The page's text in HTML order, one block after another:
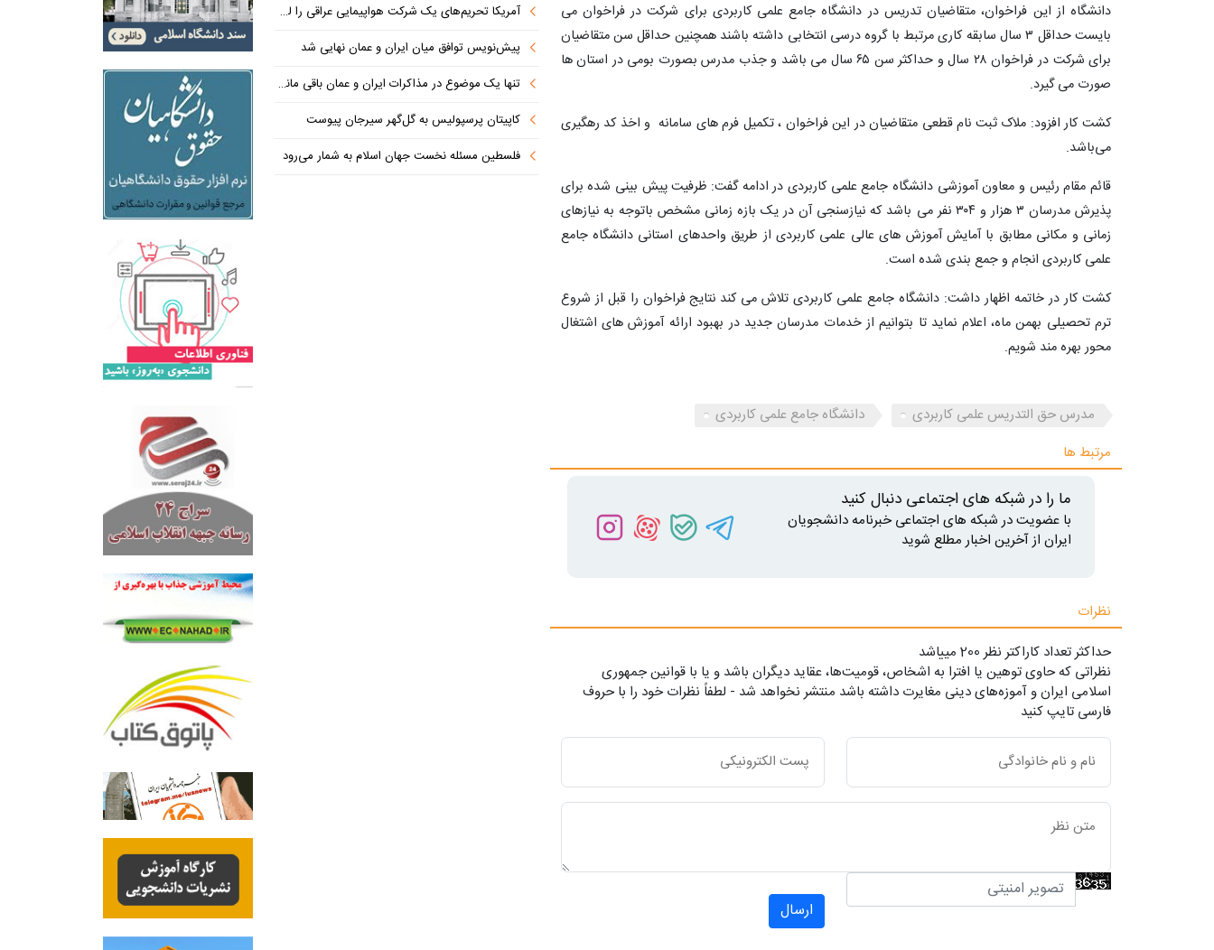
دانشگاه از این فراخوان، متقاضیان تدریس در دانشگاه جامع علمی کاربردی برای شرکت در فراخوان می
بایست حداقل ۳ سال سابقه کاری مرتبط با گروه درسی انتخابی داشته باشند همچنین حداقل سن متقاضیان
برای شرکت در فراخوان ۲۸ سال و حداکثر سن ۶۵ سال می باشد و جذب مدرس بصورت بومی در استان ها
صورت می گیرد.
کشت کار افزود: ملاک ثبت نام قطعی متقاضیان در این فراخوان ، تکمیل فرم های سامانه و اخذ کد رهگیری
می‌باشد.
قائم مقام رئیس و معاون آموزشی دانشگاه جامع علمی کاربردی در ادامه گفت: ظرفیت پیش بینی شده برای
پذیرش مدرسان ۳ هزار و ۳۰۴ نفر می باشد که نیازسنجی آن در یک بازه زمانی مشخص باتوجه به نیازهای
زمانی و مکانی مطابق با آمایش آموزش های عالی علمی کاربردی از طریق واحدهای استانی دانشگاه جامع
علمی کاربردی انجام و جمع بندی شده است.
کشت کار در خاتمه اظهار داشت: دانشگاه جامع علمی کاربردی تلاش می کند نتایج فراخوان را قبل از شروع
ترم تحصیلی بهمن ماه، اعلام نماید تا بتوانیم از خدمات مدرسان جدید در بهبود ارائه آموزش های اشتغال
محور بهره مند شویم.
مدرس حق التدریس علمی کاربردی
دانشگاه جامع علمی کاربردی
مرتبط ها
ما را در شبکه های اجتماعی دنبال کنید
با عضویت در شبکه های اجتماعی خبرنامه دانشجویان
ایران از آخرین اخبار مطلع شوید
نظرات
حداکثر تعداد کاراکتر نظر 200 ميياشد
نظراتی که حاوی توهین یا افترا به اشخاص، قومیت‌ها، عقاید دیگران باشد و یا با قوانین جمهوری
اسلامی ایران و آموزه‌های دینی مغایرت داشته باشد منتشر نخواهد شد - لطفاً نظرات خود را با حروف
فارسی تایپ کنید
ارسال
آمریکا تحریم‌های یک شرکت هواپیمایی عراقی را لغو کرد
پیش‌نویس توافق میان ایران و عمان نهایی شد
تنها یک موضوع در مذاکرات ایران و عمان باقی مانده است
کاپیتان پرسپولیس به گل‌گهر سیرجان پیوست
فلسطین مسئله نخست جهان اسلام به شمار می‌رود